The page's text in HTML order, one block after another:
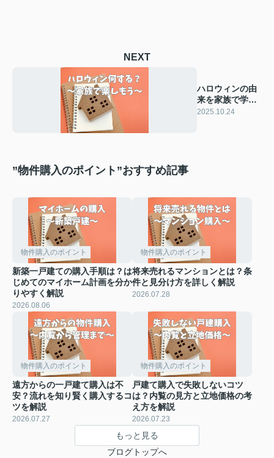
NEXT
ハロウィンの由
来を家族で学ぼ
う！手軽なレシ
2025.10.24
”物件購入のポイント”おすすめ記事
物件購入のポイント
新築一戸建ての購入手順は？は
じめてのマイホーム計画を分か
りやすく解説
2026.08.06
物件購入のポイント
将来売れるマンションとは？条
件と見分け方を詳しく解説
2026.07.28
物件購入のポイント
遠方からの一戸建て購入は不
安？流れを知り賢く購入するコ
ツを解説
2026.07.27
物件購入のポイント
戸建て購入で失敗しないコツ
は？内覧の見方と立地価格の考
え方を解説
2026.07.23
もっと見る
ブログトップへ